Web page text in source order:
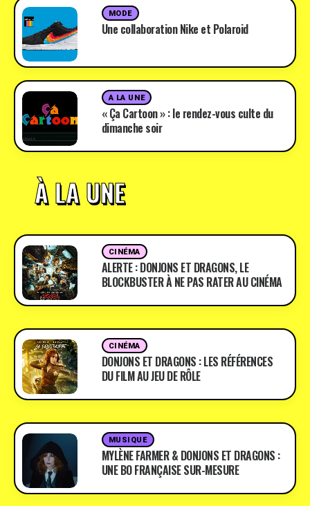
MODE
Une collaboration Nike et Polaroid
A LA UNE
« Ça Cartoon » : le rendez-vous culte du
dimanche soir
À LA UNE
CINÉMA
ALERTE : DONJONS ET DRAGONS, LE
BLOCKBUSTER À NE PAS RATER AU CINÉMA
CINÉMA
DONJONS ET DRAGONS : LES RÉFÉRENCES
DU FILM AU JEU DE RÔLE
MUSIQUE
MYLÈNE FARMER & DONJONS ET DRAGONS :
UNE BO FRANÇAISE SUR-MESURE